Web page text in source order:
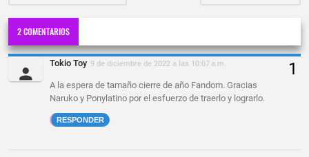
2 COMENTARIOS
Tokio Toy 9 de diciembre de 2022 a las 10:07 a.m.
A la espera de tamaño cierre de año Fandom. Gracias
Naruko y Ponylatino por el esfuerzo de traerlo y lograrlo.
RESPONDER